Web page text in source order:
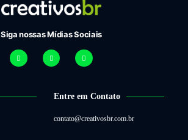
Siga nossas Mídias Sociais
Entre em Contato
contato@creativosbr.com.br